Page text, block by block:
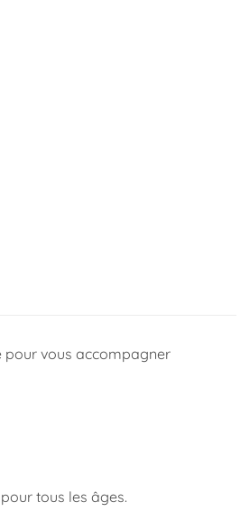
pour vous accompagner
tous les âges.